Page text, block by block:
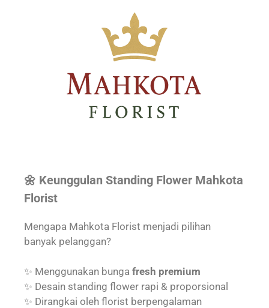
🌼 Keunggulan Standing Flower Mahkota
Florist
Mengapa Mahkota Florist menjadi pilihan
banyak pelanggan?
✨ Menggunakan bunga fresh premium
✨ Desain standing flower rapi & proporsional
✨ Dirangkai oleh florist berpengalaman